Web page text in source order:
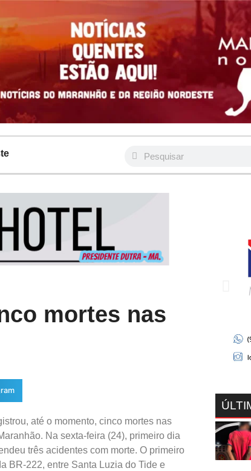
mortes nas
até o momento, cinco mortes nas
Na sexta-feira (24), primeiro dia
três acidentes com morte. O primeiro
BR-222, entre Santa Luzia do Tide e